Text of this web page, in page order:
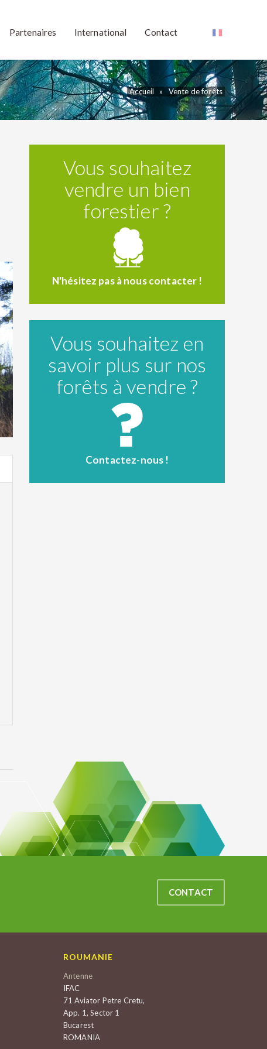
Partenaires International Contact
Accueil » Vente de forêts
Vous souhaitez
vendre un bien
forestier ?
N'hésitez pas à nous contacter !
Vous souhaitez en
savoir plus sur nos
forêts à vendre ?
Contactez-nous !
CONTACT
ROUMANIE
Antenne
IFAC
71 Aviator Petre Cretu,
App. 1, Sector 1
Bucarest
ROMANIA